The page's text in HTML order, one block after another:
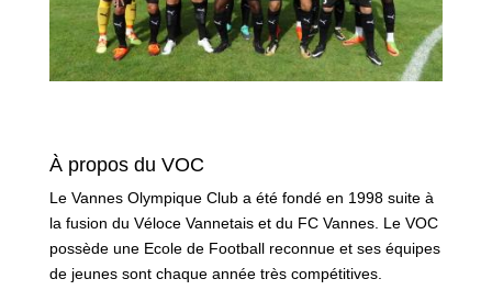
À propos du VOC
Le Vannes Olympique Club a été fondé en 1998 suite à
la fusion du Véloce Vannetais et du FC Vannes. Le VOC
possède une Ecole de Football reconnue et ses équipes
de jeunes sont chaque année très compétitives.